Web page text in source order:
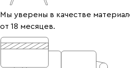
Мы уверены в качестве
от 18 месяцев.